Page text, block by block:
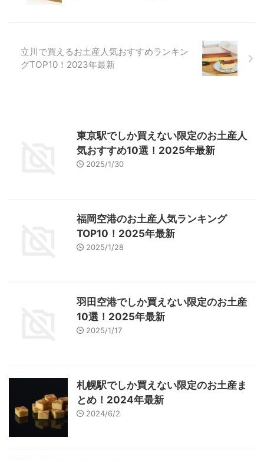
立川で買えるお土産人気おすすめランキン
グTOP10！2023年最新
東京駅でしか買えない限定のお土産人
気おすすめ10選！2025年最新
2025/1/30
福岡空港のお土産人気ランキング
TOP10！2025年最新
2025/1/28
羽田空港でしか買えない限定のお土産
10選！2025年最新
2025/1/17
札幌駅でしか買えない限定のお土産ま
とめ！2024年最新
2024/6/2